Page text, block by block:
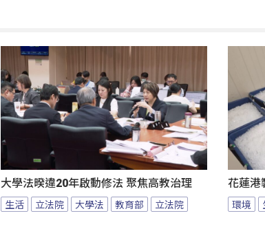
大學法暌違20年啟動修法 聚焦高教治理
生活 立法院 大學法 教育部 立法院
花蓮港
環境